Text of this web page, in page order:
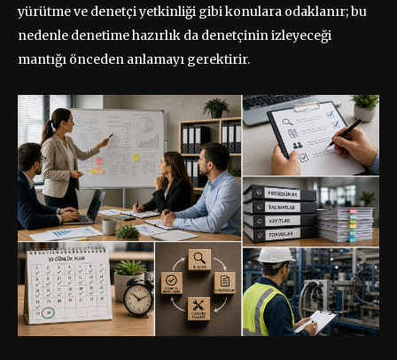
yürütme ve denetçi yetkinliği gibi konulara odaklanır; bu
nedenle denetime hazırlık da denetçinin izleyeceği
mantığı önceden anlamayı gerektirir.